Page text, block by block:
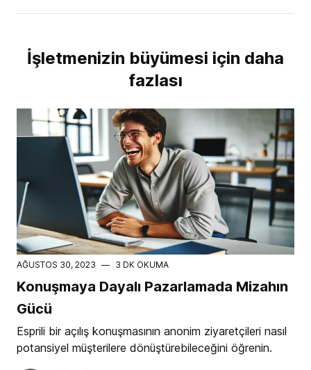
İşletmenizin büyümesi için daha
fazlası
AĞUSTOS 30, 2023 — 3 DK OKUMA
Konuşmaya Dayalı Pazarlamada Mizahın
Gücü
Esprili bir açılış konuşmasının anonim ziyaretçileri nasıl
potansiyel müşterilere dönüştürebileceğini öğrenin.